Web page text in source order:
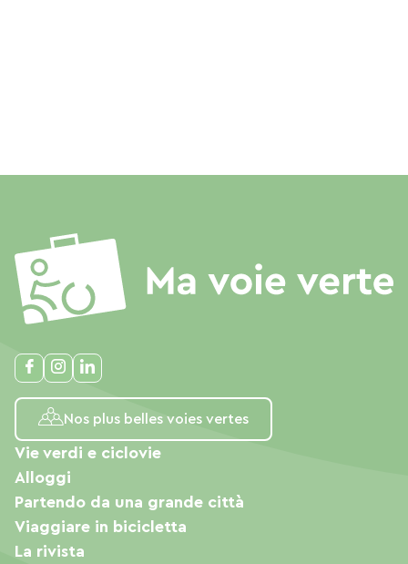
Nos plus belles voies vertes
Vie verdi e ciclovie
Alloggi
Partendo da una grande città
Viaggiare in bicicletta
La rivista